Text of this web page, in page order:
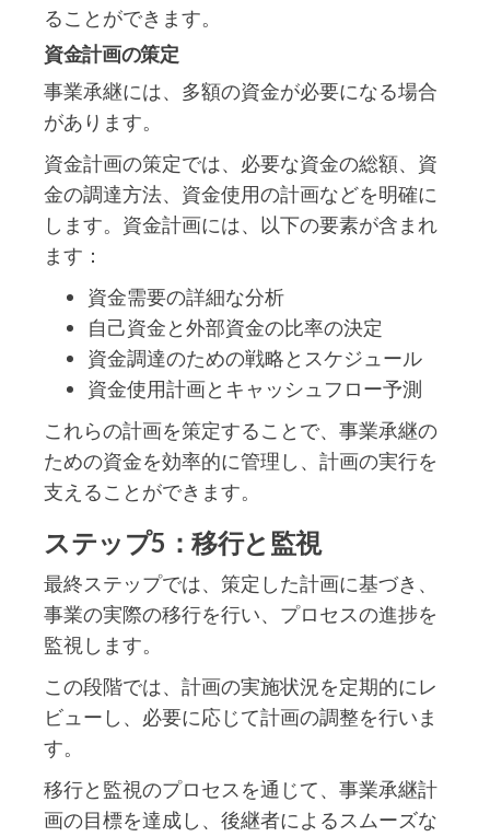
ることができます。
資金計画の策定
事業承継には、多額の資金が必要になる場合
があります。
資金計画の策定では、必要な資金の総額、資
金の調達方法、資金使用の計画などを明確に
します。資金計画には、以下の要素が含まれ
ます：
資金需要の詳細な分析
自己資金と外部資金の比率の決定
資金調達のための戦略とスケジュール
資金使用計画とキャッシュフロー予測
これらの計画を策定することで、事業承継の
ための資金を効率的に管理し、計画の実行を
支えることができます。
ステップ5：移行と監視
最終ステップでは、策定した計画に基づき、
事業の実際の移行を行い、プロセスの進捗を
監視します。
この段階では、計画の実施状況を定期的にレ
ビューし、必要に応じて計画の調整を行いま
す。
移行と監視のプロセスを通じて、事業承継計
画の目標を達成し、後継者によるスムーズな